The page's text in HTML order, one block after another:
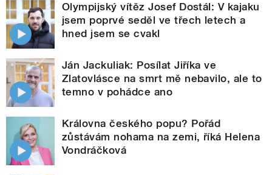
Olympijský vítěz Josef Dostál: V kajaku
jsem poprvé seděl ve třech letech a
hned jsem se cvakl
Ján Jackuliak: Posílat Jiříka ve
Zlatovlásce na smrt mě nebavilo, ale to
temno v pohádce ano
Královna českého popu? Pořád
zůstávám nohama na zemi, říká Helena
Vondráčková